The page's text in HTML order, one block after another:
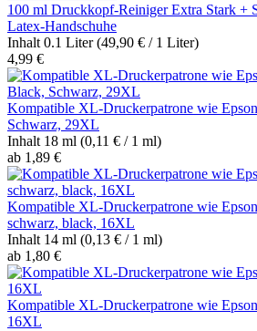
100 ml Druckkopf-Reiniger Extra Stark +
Latex-Handschuhe
Inhalt 0.1 Liter(49,90 € / 1 Liter)
4,99 €
Kompatible XL-Druckerpatrone wie
Schwarz, 29XL
Inhalt 18 ml (0,11 € / 1 ml)
ab 1,89 €
Kompatible XL-Druckerpatrone wie
schwarz, black, 16XL
Inhalt 14 ml (0,13 € / 1 ml)
ab 1,80 €
Kompatible XL-Druckerpatrone wie
16XL